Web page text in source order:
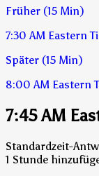
Früher (15 Min)
7:30 AM Eastern
Später (15 Min)
8:00 AM Eastern
7:45 AM
Standardzeit-
1 Stunde